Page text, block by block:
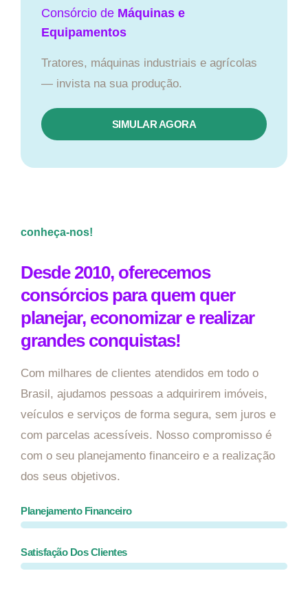
Consórcio de Máquinas e
Equipamentos
Tratores, máquinas industriais e agrícolas
— invista na sua produção.
SIMULAR AGORA
conheça-nos!
Desde 2010, oferecemos
consórcios para quem quer
planejar, economizar e realizar
grandes conquistas!
Com milhares de clientes atendidos em todo o
Brasil, ajudamos pessoas a adquirirem imóveis,
veículos e serviços de forma segura, sem juros e
com parcelas acessíveis. Nosso compromisso é
com o seu planejamento financeiro e a realização
dos seus objetivos.
Planejamento Financeiro
Satisfação Dos Clientes